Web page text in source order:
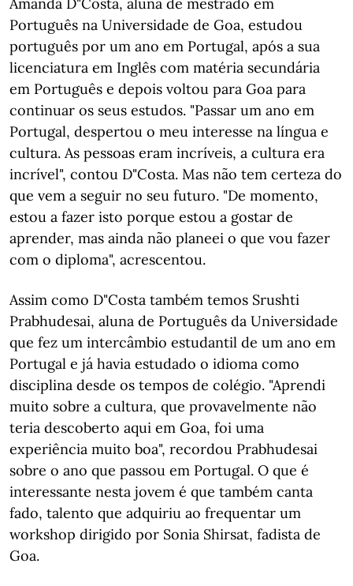
Português na Universidade de Goa, estudou
português por um ano em Portugal, após a sua
licenciatura em Inglês com matéria secundária
em Português e depois voltou para Goa para
continuar os seus estudos. "Passar um ano em
Portugal, despertou o meu interesse na língua e
cultura. As pessoas eram incríveis, a cultura era
incrível", contou D"Costa. Mas não tem certeza do
que vem a seguir no seu futuro. "De momento,
estou a fazer isto porque estou a gostar de
aprender, mas ainda não planeei o que vou fazer
com o diploma", acrescentou.
Assim como D"Costa também temos Srushti
Prabhudesai, aluna de Português da Universidade
que fez um intercâmbio estudantil de um ano em
Portugal e já havia estudado o idioma como
disciplina desde os tempos de colégio. "Aprendi
muito sobre a cultura, que provavelmente não
teria descoberto aqui em Goa, foi uma
experiência muito boa", recordou Prabhudesai
sobre o ano que passou em Portugal. O que é
interessante nesta jovem é que também canta
fado, talento que adquiriu ao frequentar um
workshop dirigido por Sonia Shirsat, fadista de
Goa.